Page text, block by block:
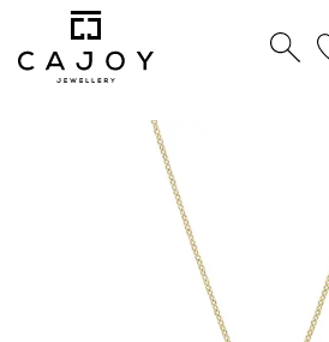
springen